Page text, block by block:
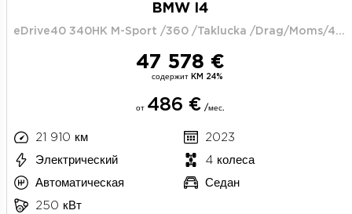
BMW I4
eDrive40 340HK M-Sport /360 /Taklucka /Drag/Moms/4.95%
47 578 €
содержит KM 24%
от 486 € /мес.
21 910 км
2023
Электрический
4 колеса
Автоматическая
Седан
250 кВт